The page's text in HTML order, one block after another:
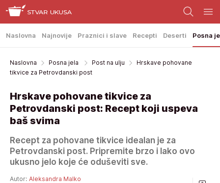
Naslovna Najnovije Praznici i slave Recepti Deserti Posna
Naslovna Posna jela Post na ulju
Hrskave pohovane
tikvice za Petrovdanski post
Hrskave pohovane tikvice za
Petrovdanski post: Recept koji uspeva
baš svima
Recept za pohovane tikvice idealan je za
Petrovdanski post. Pripremite brzo i lako ovo
ukusno jelo koje će oduševiti sve.
Autor: Aleksandra Malko